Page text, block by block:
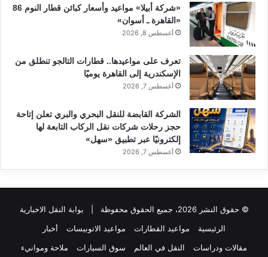
«شركة أبيلا» مواعيد وأسعار كبائن قطار النوم 86
«القاهرة ـ أسوان»
أغسطس 8, 2026
تعرف على مواعيدها.. قطارات التالجو تنطلق من
الإسكندرية إلى القاهرة يوميًا
أغسطس 7, 2026
الشركة القابضة للنقل البحري والبري تعلن إتاحة
حجز رحلات شركات نقل الركاب التابعة لها
إلكترونيًا عبر تطبيق «سهل»
أغسطس 7, 2026
© حقوق النشر 2026، جميع الحقوق محفوظة |
بوابة النقل الاخبارية
الرئيسية
مواعيد القطارات مواعيد الاتوبيسات
أخبار
مقالات ودراسات
النقل في العالم سوق السيارات ملاحة وموانيء